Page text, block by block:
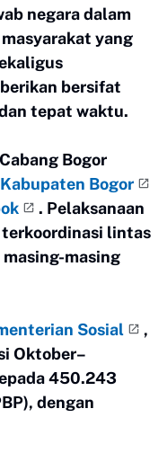
negara dalam
yang
bersifat
tepat waktu.
Bogor
Kabupaten Bogor
. Pelaksanaan
lintas
masing
Sosial
,
Oktober–
450.243
dengan